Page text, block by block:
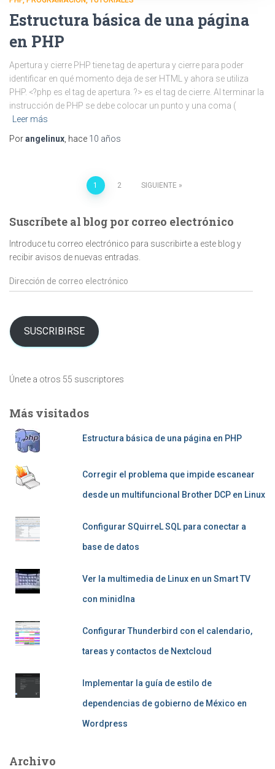
Estructura básica de una página
en PHP
Apertura y cierre PHP tiene tag de apertura y cierre para poder
identificar en qué momento deja de ser HTML y ahora se utiliza
PHP. <?php es el tag de apertura. ?> es el tag de cierre. Al terminar la
instrucción de PHP se debe colocar un punto y una coma (
Leer más
Porangelinux , hace 10 años
Paginación
de
entradas
1 2 SIGUIENTE
Suscríbete al blog por correo electrónico
Introduce tu correo electrónico para suscribirte a este blog y
recibir avisos de nuevas entradas.
Dirección
de
electrónico
SUSCRIBIRSE
Únete a otros 55 suscriptores
Más visitados
Estructura básica de una página en PHP
Corregir el problema que impide escanear
desde un multifuncional Brother DCP en Linux
Configurar SQuirreL SQL para conectar a
base de datos
Ver la multimedia de Linux en un Smart TV
con minidlna
Configurar Thunderbird con el calendario,
tareas y contactos de Nextcloud
Implementar la guía de estilo de
dependencias de gobierno de México en
Wordpress
Archivo